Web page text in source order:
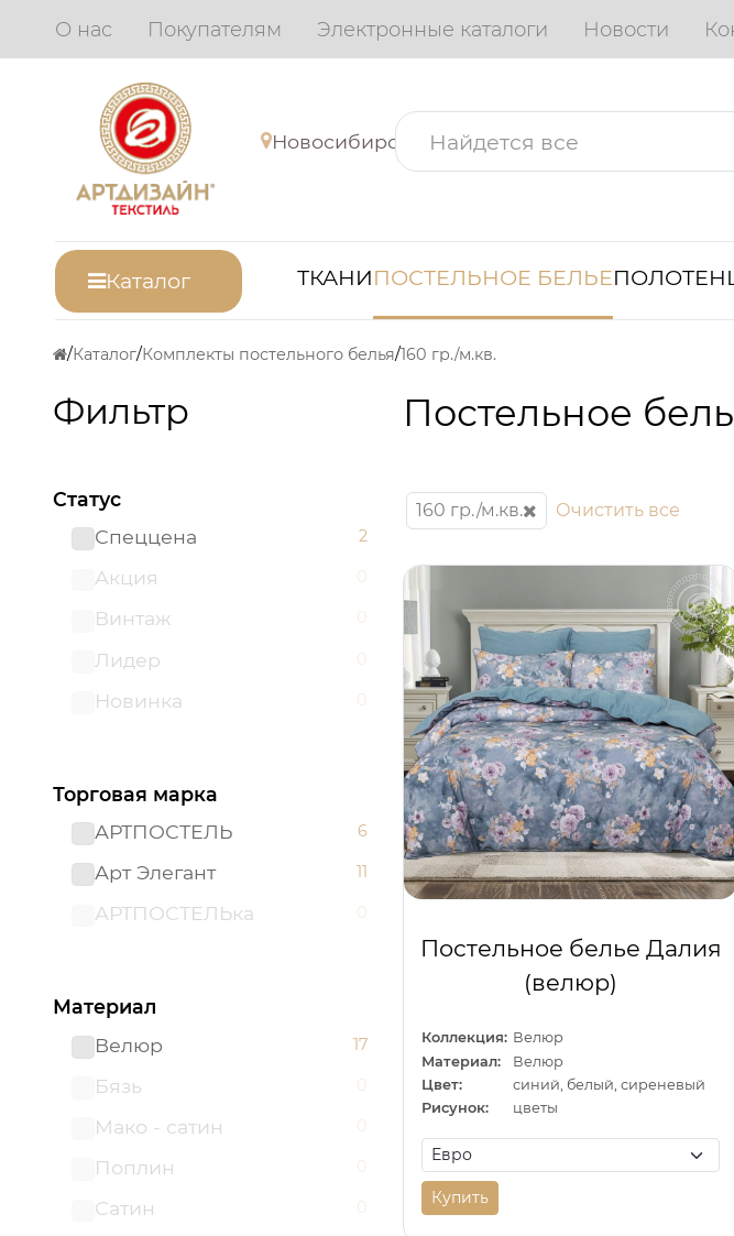
О нас Покупателям Электронные каталоги Новости
Новосибирск
Каталог ТКАНИПОСТЕЛЬНОЕ БЕЛЬЕ
Каталог Комплекты постельного белья 160 гр./м.кв.
Фильтр
Статус
Спеццена
2
Акция 0
Винтаж 0
Лидер 0
Новинка 0
Торговая марка
АРТПОСТЕЛЬ
6
Арт Элегант 11
АРТПОСТЕЛЬка 0
Материал
Велюр
17
Бязь 0
Мако - сатин 0
Поплин 0
Сатин 0
Постельное
160 гр./м.кв. Очистить все
Постельное белье Далия
(велюр)
Коллекция: Велюр
Материал:
Велюр
Цвет:
синий, белый, сиреневый
Рисунок:
цветы
Купить